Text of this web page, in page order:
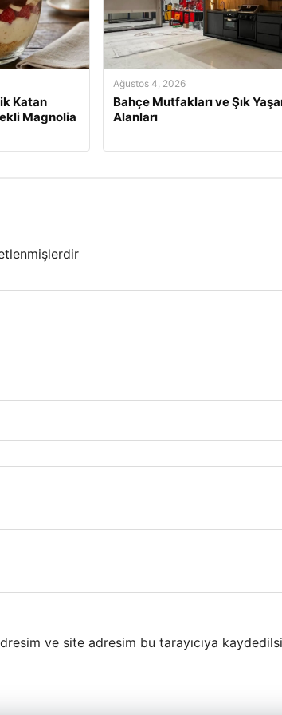
Katan
Magnolia
Ağustos 4, 2026
Bahçe Mutfakları ve Şık
Alanları
ve site adresim bu tarayıcıya